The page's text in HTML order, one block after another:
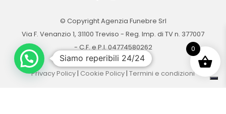
© Copyright Agenzia Funebre Srl
Via F. Venanzio 1, 31100 Treviso - Reg. Imp. di TV n. 377007
- C.F. e P.I. 04774580262
Privacy Policy | Cookie Policy | Termini e condizioni
0
Siamo reperibili 24/24